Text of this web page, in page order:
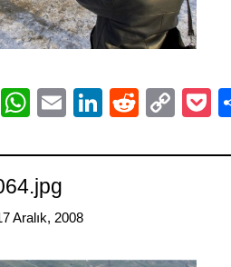
TwitterWhatsApp
EmailLinkedIn
Reddit
Aralık, 2008